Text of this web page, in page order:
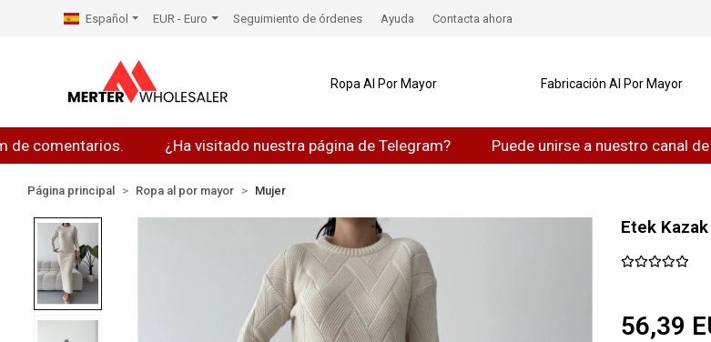
¿Ha visitado nuestra página de Telegram? Puede unirse a nuestro canal de
Español EUR - Euro Seguimiento de órdenes Ayuda Contacta ahora
Ropa Al Por Mayor Fabricación Al Por Mayor
Página principal Ropa al por mayor Mujer
Etek
56,39